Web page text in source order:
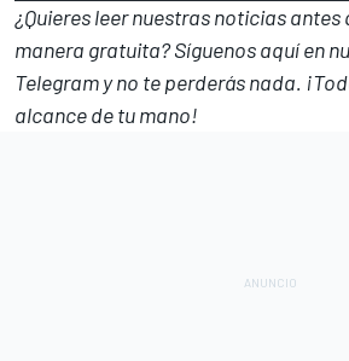
¿Quieres leer nuestras noticias antes
manera gratuita? Síguenosaquí en
Telegramy no te perderás nada.
alcance de tu mano!